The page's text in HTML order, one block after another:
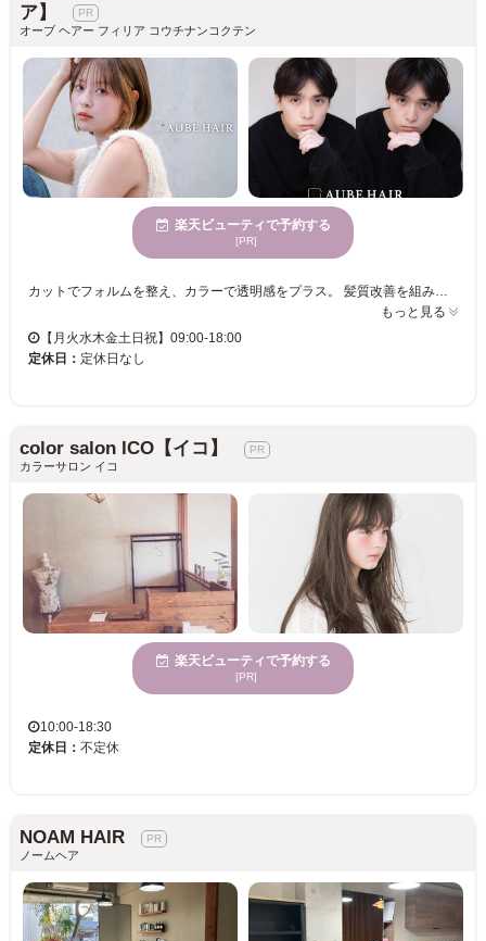
ア】
オーブ ヘアー フィリア コウチナンコクテン
楽天ビューティで予約する
[PR]
カットでフォルムを整え、カラーで透明感をプラス。 髪質改善を組み合わせることで、触れるたびに違いがわかるツヤ髪へ。 朝のセットもラクになり、毎日のスタイリングがもっと楽しくなる。 あなたらしいカラーとカットを叶える、満足度の高い仕上がりをぜひ体験してください♪ スタッフ一同、お客様のご来店を心よりお待ちしております。
もっと見る
【月火水木金土日祝】09:00-18:00
定休日： 定休日なし
color salon ICO【イコ】
カラーサロン イコ
楽天ビューティで予約する
[PR]
10:00-18:30
定休日： 不定休
NOAM HAIR
ノームヘア